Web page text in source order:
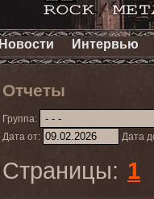
Новости Интервью
Отчеты
Группа:
Дата от:
Дата
Страницы: 1